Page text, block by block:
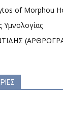
of Morphou
Υμνολογίας